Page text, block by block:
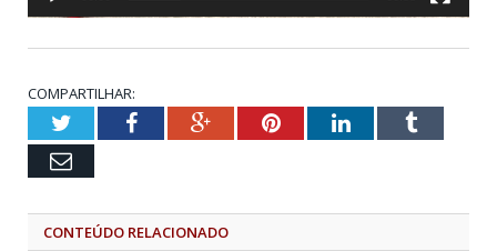
COMPARTILHAR:
TwitterFacebookGoogle+PinterestLinkedInTumblr
Email
CONTEÚDO RELACIONADO